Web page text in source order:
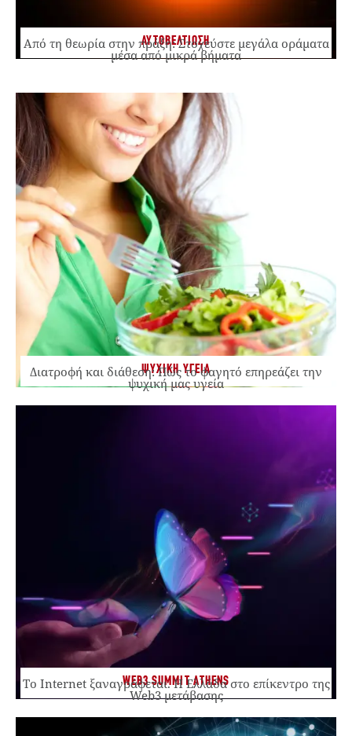
ΑΥΤΟΒΕΛΤΙΩΣΗ
Από τη θεωρία στην πράξη: Στοχεύστε μεγάλα οράματα
μέσα από μικρά βήματα
ΨΥΧΙΚΗ ΥΓΕΙΑ
Διατροφή και διάθεση: Πώς το φαγητό επηρεάζει την
ψυχική μας υγεία
WEB3 SUMMIT ATHENS
Το Internet ξαναγράφεται. Η Ελλάδα στο επίκεντρο της
Web3 μετάβασης